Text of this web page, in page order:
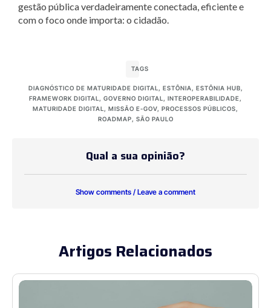
gestão pública verdadeiramente conectada, eficiente e
com o foco onde importa: o cidadão.
TAGS
DIAGNÓSTICO DE MATURIDADE DIGITAL , ESTÔNIA, ESTÔNIA HUB,
FRAMEWORK DIGITAL , GOVERNO DIGITAL , INTEROPERABILIDADE,
MATURIDADE DIGITAL , MISSÃO E-GOV, PROCESSOS PÚBLICOS,
ROADMAP, SÃO PAULO
Qual a sua opinião?
Show comments / Leave a comment
Artigos Relacionados